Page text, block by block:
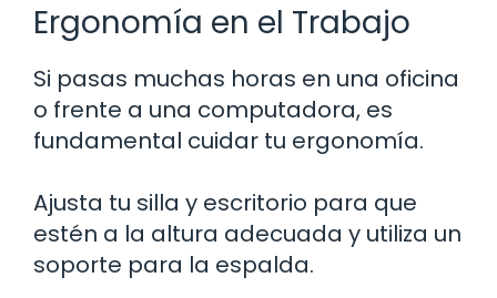
Ergonomía en el Trabajo
Si pasas muchas horas en una oficina
o frente a una computadora, es
fundamental cuidar tu ergonomía.
Ajusta tu silla y escritorio para que
estén a la altura adecuada y utiliza un
soporte para la espalda.